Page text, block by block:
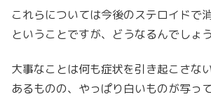
これらについては今後のステロイドで
ということですが、どうなるんでしょう
大事なことは何も症状を引き起こさな
あるものの、やっぱり白いものが写っ